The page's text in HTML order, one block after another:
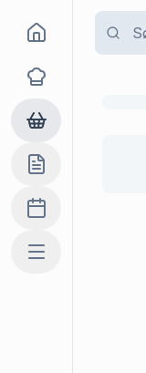
Goma
Opskrifter
Dagligvarer
Indkøbslisten
Madplan
Mere